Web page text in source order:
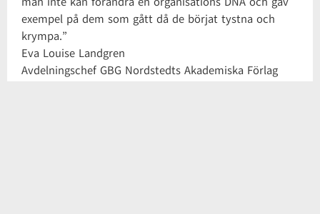
exempel på dem som gått då de börjat tystna och
krympa.”
Eva Louise Landgren
Avdelningschef GBG Nordstedts Akademiska Förlag